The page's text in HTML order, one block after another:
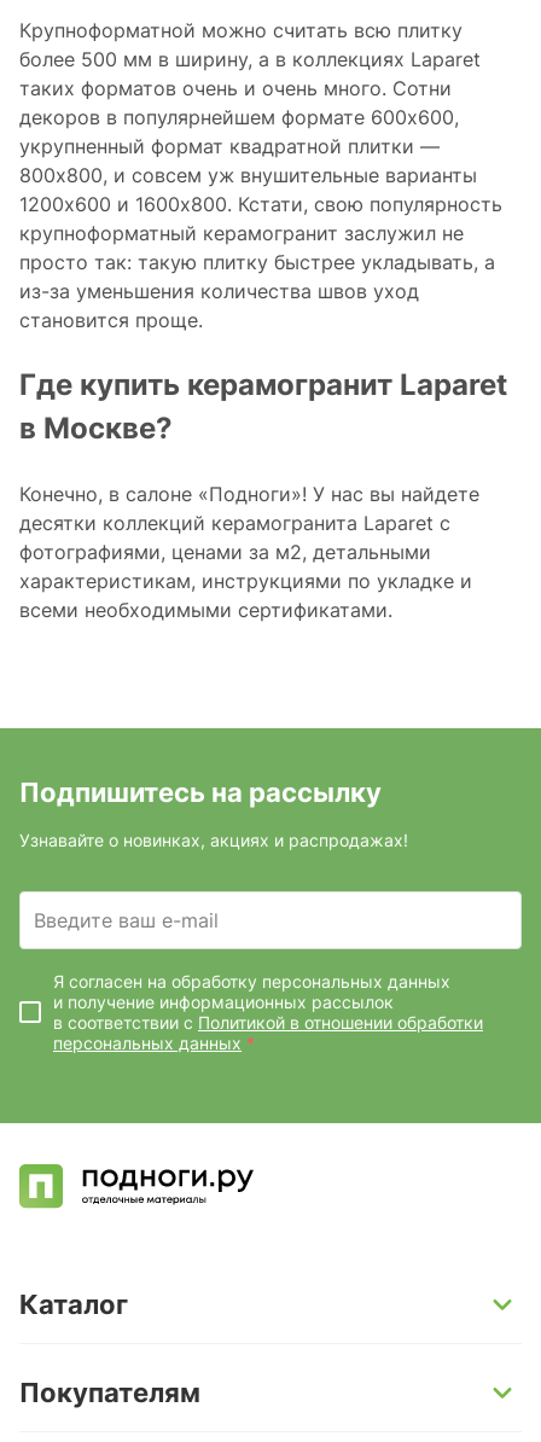
Крупноформатной можно считать всю плитку
более 500 мм в ширину, а в коллекциях Laparet
таких форматов очень и очень много. Сотни
декоров в популярнейшем формате 600x600,
укрупненный формат квадратной плитки —
800x800, и совсем уж внушительные варианты
1200x600 и 1600x800. Кстати, свою популярность
крупноформатный керамогранит заслужил не
просто так: такую плитку быстрее укладывать, а
из-за уменьшения количества швов уход
становится проще.
Где купить керамогранит Laparet
в Москве?
Конечно, в салоне «Подноги»! У нас вы найдете
десятки коллекций керамогранита Laparet c
фотографиями, ценами за м2, детальными
характеристикам, инструкциями по укладке и
всеми необходимыми сертификатами.
Подпишитесь на рассылку
Узнавайте о новинках, акциях и распродажах!
Введите ваш e-mail
Я согласен на обработку персональных данных
и получение информационных рассылок
в соответствии с Политикой в отношении обработки
персональных данных *
Каталог
Кварц-винил и LVT-плитка
Покупателям